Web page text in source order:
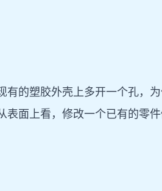
有的塑胶外壳上多开一个孔
表面上看，修改一个已有的零